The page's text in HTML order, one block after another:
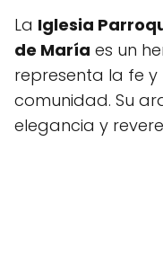
La Iglesia
de María es un
representa la fe
comunidad. Su
elegancia y